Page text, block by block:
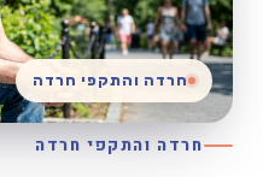
חרדה והתקפי חרדה
חרדה והתקפי חרדה